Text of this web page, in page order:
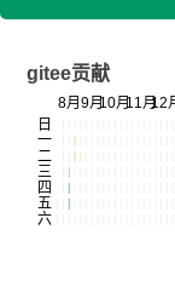
gitee贡献